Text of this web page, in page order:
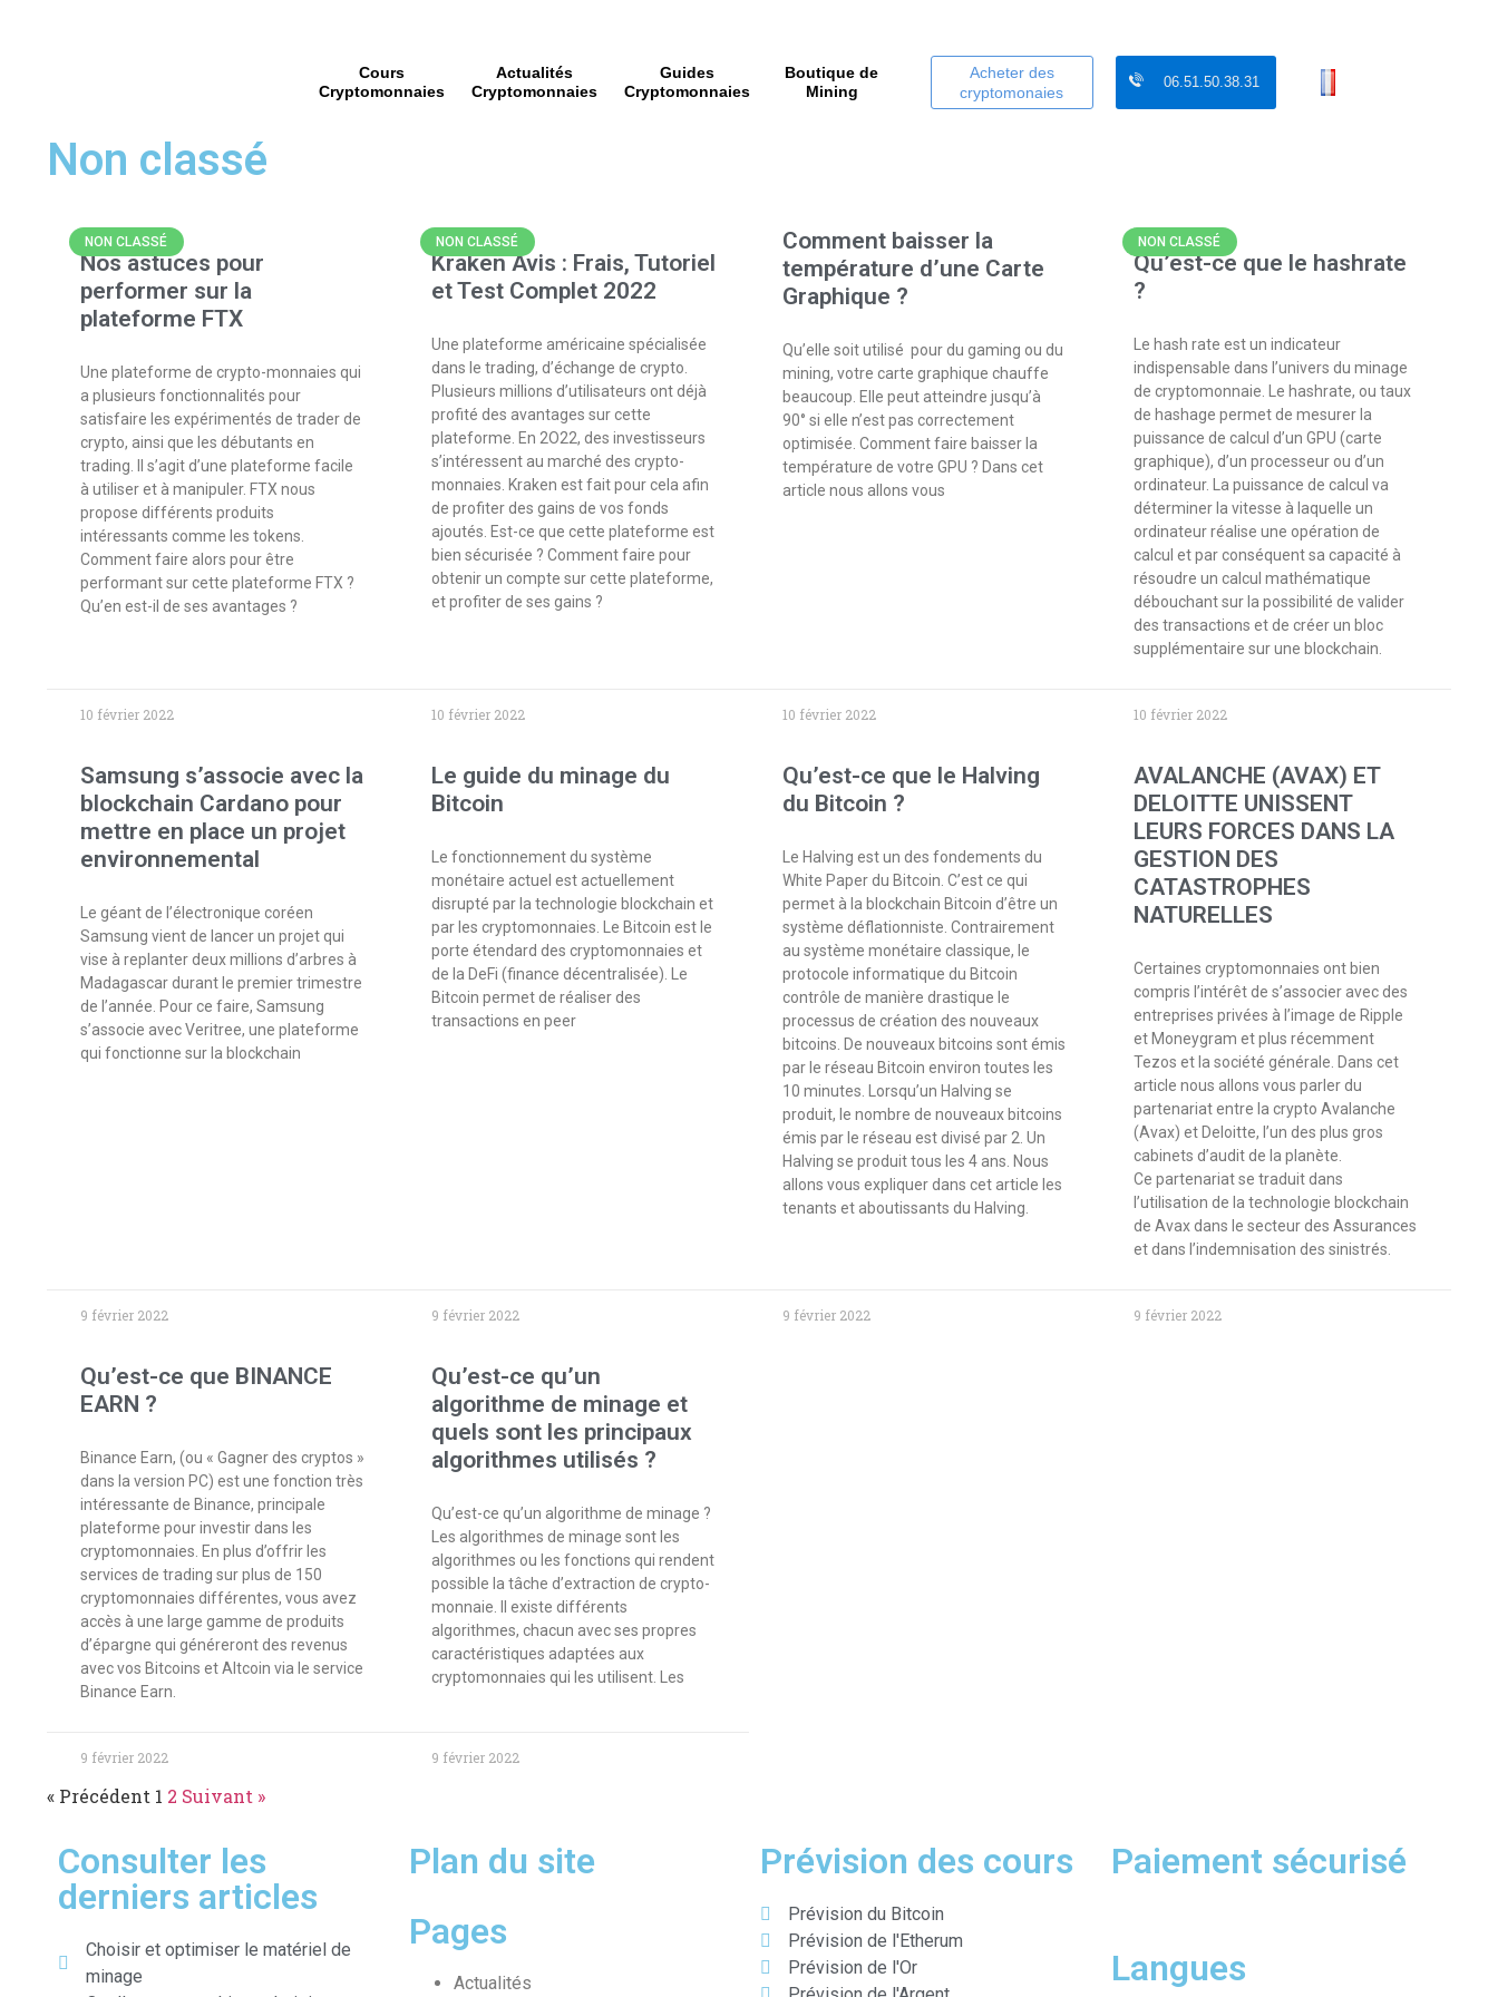
Cours
Cryptomonnaies
Actualités
Cryptomonnaies
Guides
Cryptomonnaies
Boutique de
Mining
Acheter des
cryptomonaies
06.51.50.38.31
Non classé
NON CLASSÉ
Nos astuces pour
performer sur la
plateforme FTX
Une plateforme de crypto-monnaies qui
a plusieurs fonctionnalités pour
satisfaire les expérimentés de trader de
crypto, ainsi que les débutants en
trading. Il s’agit d’une plateforme facile
à utiliser et à manipuler. FTX nous
propose différents produits
intéressants comme les tokens.
Comment faire alors pour être
performant sur cette plateforme FTX ?
Qu’en est-il de ses avantages ?
10 février 2022
NON CLASSÉ
Kraken Avis : Frais, Tutoriel
et Test Complet 2022
Une plateforme américaine spécialisée
dans le trading, d’échange de crypto.
Plusieurs millions d’utilisateurs ont déjà
profité des avantages sur cette
plateforme. En 2O22, des investisseurs
s’intéressent au marché des crypto-
monnaies. Kraken est fait pour cela afin
de profiter des gains de vos fonds
ajoutés. Est-ce que cette plateforme est
bien sécurisée ? Comment faire pour
obtenir un compte sur cette plateforme,
et profiter de ses gains ?
10 février 2022
Comment baisser la
température d’une Carte
Graphique ?
Qu’elle soit utilisé pour du gaming ou du
mining, votre carte graphique chauffe
beaucoup. Elle peut atteindre jusqu’à
90° si elle n’est pas correctement
optimisée. Comment faire baisser la
température de votre GPU ? Dans cet
article nous allons vous
10 février 2022
NON CLASSÉ
Qu’est-ce que le hashrate
?
Le hash rate est un indicateur
indispensable dans l’univers du minage
de cryptomonnaie. Le hashrate, ou taux
de hashage permet de mesurer la
puissance de calcul d’un GPU (carte
graphique), d’un processeur ou d’un
ordinateur. La puissance de calcul va
déterminer la vitesse à laquelle un
ordinateur réalise une opération de
calcul et par conséquent sa capacité à
résoudre un calcul mathématique
débouchant sur la possibilité de valider
des transactions et de créer un bloc
supplémentaire sur une blockchain.
10 février 2022
Samsung s’associe avec la
blockchain Cardano pour
mettre en place un projet
environnemental
Le géant de l’électronique coréen
Samsung vient de lancer un projet qui
vise à replanter deux millions d’arbres à
Madagascar durant le premier trimestre
de l’année. Pour ce faire, Samsung
s’associe avec Veritree, une plateforme
qui fonctionne sur la blockchain
9 février 2022
Le guide du minage du
Bitcoin
Le fonctionnement du système
monétaire actuel est actuellement
disrupté par la technologie blockchain et
par les cryptomonnaies. Le Bitcoin est le
porte étendard des cryptomonnaies et
de la DeFi (finance décentralisée). Le
Bitcoin permet de réaliser des
transactions en peer
9 février 2022
Qu’est-ce que le Halving
du Bitcoin ?
Le Halving est un des fondements du
White Paper du Bitcoin. C’est ce qui
permet à la blockchain Bitcoin d’être un
système déflationniste. Contrairement
au système monétaire classique, le
protocole informatique du Bitcoin
contrôle de manière drastique le
processus de création des nouveaux
bitcoins. De nouveaux bitcoins sont émis
par le réseau Bitcoin environ toutes les
10 minutes. Lorsqu’un Halving se
produit, le nombre de nouveaux bitcoins
émis par le réseau est divisé par 2. Un
Halving se produit tous les 4 ans. Nous
allons vous expliquer dans cet article les
tenants et aboutissants du Halving.
9 février 2022
AVALANCHE (AVAX) ET
DELOITTE UNISSENT
LEURS FORCES DANS LA
GESTION DES
CATASTROPHES
NATURELLES
Certaines cryptomonnaies ont bien
compris l’intérêt de s’associer avec des
entreprises privées à l’image de Ripple
et Moneygram et plus récemment
Tezos et la société générale. Dans cet
article nous allons vous parler du
partenariat entre la crypto Avalanche
(Avax) et Deloitte, l’un des plus gros
cabinets d’audit de la planète.
Ce partenariat se traduit dans
l’utilisation de la technologie blockchain
de Avax dans le secteur des Assurances
et dans l’indemnisation des sinistrés.
9 février 2022
Qu’est-ce que BINANCE
EARN ?
Binance Earn, (ou « Gagner des cryptos »
dans la version PC) est une fonction très
intéressante de Binance, principale
plateforme pour investir dans les
cryptomonnaies. En plus d’offrir les
services de trading sur plus de 150
cryptomonnaies différentes, vous avez
accès à une large gamme de produits
d’épargne qui généreront des revenus
avec vos Bitcoins et Altcoin via le service
Binance Earn.
9 février 2022
Qu’est-ce qu’un
algorithme de minage et
quels sont les principaux
algorithmes utilisés ?
Qu’est-ce qu’un algorithme de minage ?
Les algorithmes de minage sont les
algorithmes ou les fonctions qui rendent
possible la tâche d’extraction de crypto-
monnaie. Il existe différents
algorithmes, chacun avec ses propres
caractéristiques adaptées aux
cryptomonnaies qui les utilisent. Les
9 février 2022
« Précédent 1 2 Suivant »
Consulter les
derniers articles
Choisir et optimiser le matériel de
minage
Plan du site
Pages
Actualités
Prévision des cours
Prévision du Bitcoin
Prévision de l'Etherum
Prévision de l'Or
Paiement sécurisé
Langues